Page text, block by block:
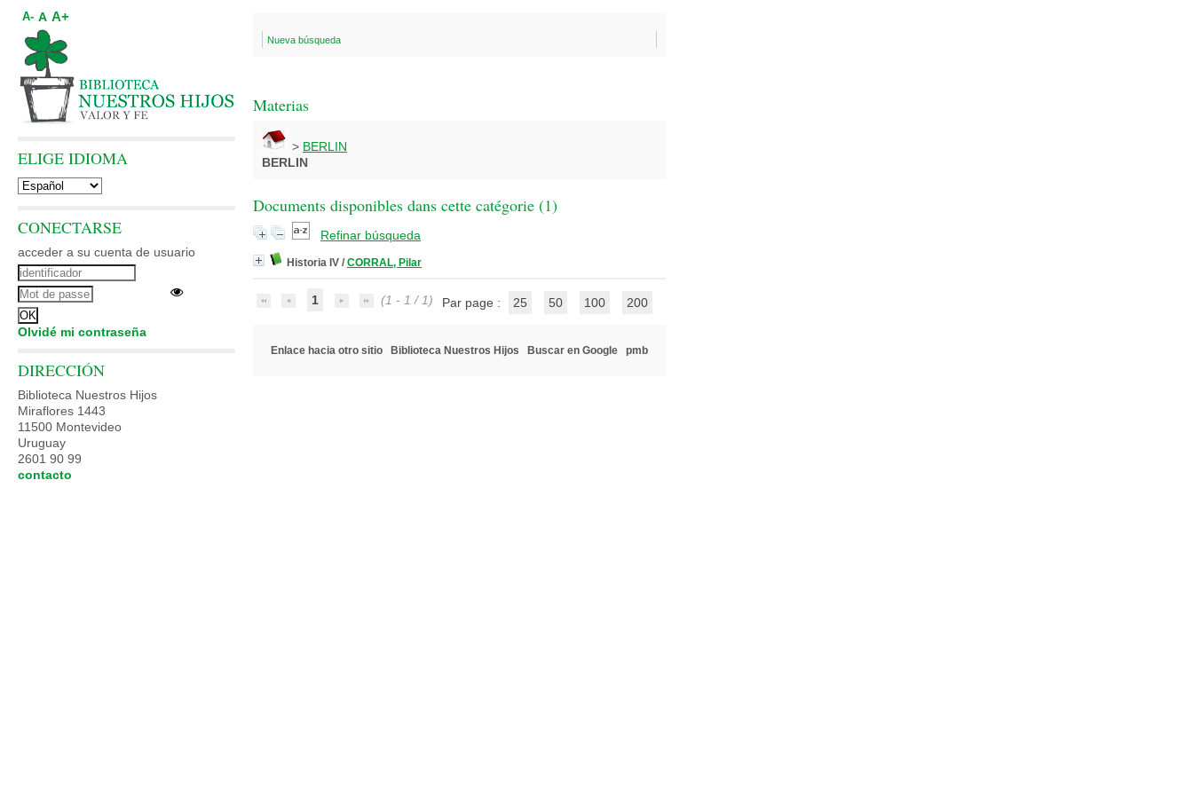
Nueva búsqueda
Materias
> BERLIN
BERLIN
Documents disponibles dans cette catégorie (1)
Refinar búsqueda
Historia IV / CORRAL, Pilar
1 (1 - 1 / 1) Par page : 25 50 100 200
Enlace hacia otro sitio Biblioteca Nuestros Hijos Buscar en Google pmb
A- A A+
ELIGE IDIOMA
CONECTARSE
acceder a su cuenta de usuario
Olvidé mi contraseña
DIRECCIÓN
Biblioteca Nuestros Hijos
Miraflores 1443
11500 Montevideo
Uruguay
2601 90 99
contacto